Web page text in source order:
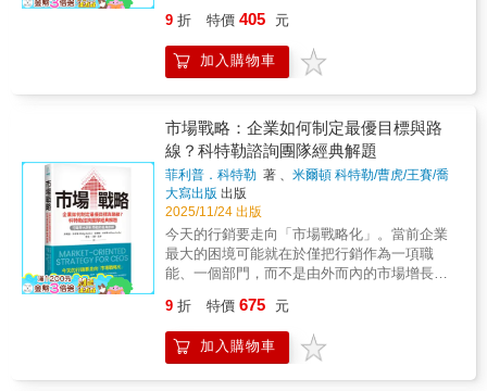
──East of Eden PR Agency創辦人兼執行長尼
克‧艾德（Nick Ede）一本精彩絕倫的好書，內
容滿載寶貴見解與實用策略，適合任何希望藉
助創作者影響力，擴展品牌數位空間版圖的
（Samantha Hicks）無論你是創作者，渴望拓
展影響力，還是品牌想要與網紅合作，戈登都
是你的最佳選擇，從策略規劃到執行落實，他
無所不包。如果你考慮涉足網紅行銷領域，我
強烈推薦他。相信我，你一定不會後悔！
──Nokia全球數位需求與行銷活動主管崔珊娜‧
布勞（Zsuzsanna Blau）《行銷人不可不懂的
網紅行銷實戰學》是迄今為止對這個充滿商機
無限的產業，進行最深入且最具洞察力的研究
與評論。戈登擅長將硬事實與生動故事巧妙結
合，將冰冷的統計數據與第一手訪談連結，進
而揭示真實的產業現況。無論是B2C還是
B2B，如果你想深入瞭解、善用甚至踏入網紅
行銷領域，《行銷人不可不懂的網紅行銷實戰
好的策略，也不可能永遠都是贏家。 不過
如果你具有「賽局思維」，能夠巧妙利用賽局
策略，就能避免中了別人的詭計，或是掉入他
人的陷阱，進而加大自己的勝算。 掌握賽
察先機；當局勢變化莫測時，你已經摸透對手
的意圖。即便處於劣勢，也能懂得如何審時度
勢，巧妙進行自保甚至逆轉翻盤。即便不能成
為贏家，也能分析、權衡與取捨，找到最佳策
略去應對，不至於輸得太慘。 本書藉由生
動的故事，介紹了11 種不同的賽局策略，包括
納許均衡（Nash Equilibrium）、囚徒困境
（Prisoner's Dilemma）、智豬賽局（Boxed
Pigs Game）、獵鹿賽局（Stag Hunt）、酒吧
賽局（El Farol Bar Problem）、槍手賽局
Chicken）、沉沒成本謬誤（Sunk Cost
Fallacy）、海盜賽局（Pirate Game）、討價
還價賽局（Bargaining Game）及銷售策略等。
步驟，68個寫作案例，69個寫作祕技，帶你學
核心關鍵。市場行銷無所不在，據統計，我們
每年被一百萬條左右的促銷資訊持續轟炸，企
圖影響購買行為。「行銷」本質上就是交換的
不斷的演變下，行銷領域包羅萬象，長年使用
的行銷組合4P概念逐漸拓展為7P，如今更加重
視「人員、有形的展示與過程」。因此具前瞻
性的公司像是蘋果，開始著重人員的培訓，掌
控實體銷售環境和後續服務，營造良好的互動
體驗，培養顧客忠誠度。想在市場上取得優
勢，行銷策略至關重要！好的行銷策略必須傳
達出產品的最終價值，引導潛在顧客購買產
品，並激發出雙向互動中的極大商機——◆可
口可樂公司大舉研發新配方，為何導致嚴重的
延伸到吹風機，他們如何辦到？◆英國航空公
司想營造有趣多彩的新形象，不只改變宣傳口
號，還在飛機尾翼塗上充滿活力的設計，但怎
9 折 特價 405 元
加入購物車
市場戰略：企業如何制定最優目標與路
線？科特勒諮詢團隊經典解題
菲利普．科特勒 著 、米爾頓 科特勒/曹虎/王賽/喬
林著
大寫出版 出版
2025/11/24 出版
今天的行銷要走向「市場戰略化」。當前企業
最大的困境可能就在於僅把行銷作為一項職
能、一個部門，而不是由外而內的市場增長戰
特勒與他的共事諮詢團隊將回到起點，面對他
們客戶最需要解決的問題──為什麼行銷失去了
效果，什麼樣的行銷才能帶來業務增長？在經
9 折 特價 675 元
加入購物車